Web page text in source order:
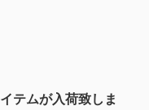
テムが入荷致しま